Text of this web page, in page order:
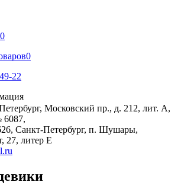
0
0
22
Московский пр., д. 212, лит. А,
Санкт-Петербург, п. Шушары,
27, литер Е